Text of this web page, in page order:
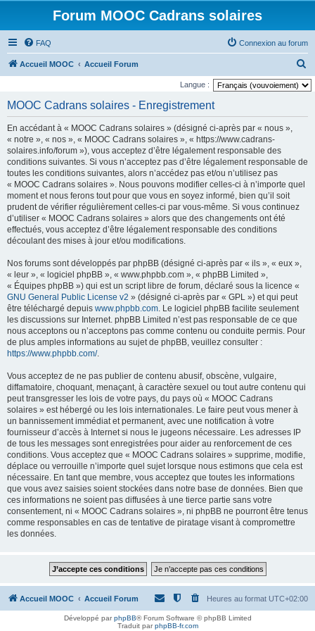
Forum MOOC Cadrans solaires
FAQ Connexion au forum
Accueil MOOC Accueil Forum
e
Langue :
MOOC Cadrans solaires - Enregistrement
En accédant à « MOOC Cadrans solaires » (désigné ci-après par « nous »,
« notre », « nos », « MOOC Cadrans solaires », « https://www.cadrans-
solaires.info/forum »), vous acceptez d’être légalement responsable des
conditions suivantes. Si vous n’acceptez pas d’être légalement responsable de
toutes les conditions suivantes, alors n’accédez pas et/ou n’utilisez pas
« MOOC Cadrans solaires ». Nous pouvons modifier celles-ci à n’importe quel
moment et nous ferons tout pour que vous en soyez informé, bien qu’il soit
prudent de vérifier régulièrement celles-ci par vous-même. Si vous continuez
d’utiliser « MOOC Cadrans solaires » alors que des changements ont été
effectués, vous acceptez d’être légalement responsable des conditions
découlant des mises à jour et/ou modifications.
Nos forums sont développés par phpBB (désigné ci-après par « ils », « eux »,
« leur », « logiciel phpBB », « www.phpbb.com », « phpBB Limited »,
« Équipes phpBB ») qui est un script libre de forum, déclaré sous la licence «
GNU General Public License v2 » (désigné ci-après par « GPL ») et qui peut
être téléchargé depuis www.phpbb.com. Le logiciel phpBB facilite seulement
les discussions sur Internet. phpBB Limited n’est pas responsable de ce que
nous acceptons ou n’acceptons pas comme contenu ou conduite permis. Pour
de plus amples informations au sujet de phpBB, veuillez consulter :
https://www.phpbb.com/.
Vous acceptez de ne pas publier de contenu abusif, obscène, vulgaire,
diffamatoire, choquant, menaçant, à caractère sexuel ou tout autre contenu qui
peut transgresser les lois de votre pays, du pays où « MOOC Cadrans
solaires » est hébergé ou les lois internationales. Le faire peut vous mener à
un bannissement immédiat et permanent, avec une notification à votre
fournisseur d’accès à Internet si nous le jugeons nécessaire. Les adresses IP
de tous les messages sont enregistrées pour aider au renforcement de ces
conditions. Vous acceptez que « MOOC Cadrans solaires » supprime, modifie,
déplace ou verrouille n’importe quel sujet lorsque nous estimons que cela est
nécessaire. En tant que membre, vous acceptez que toutes les informations
que vous avez saisies soient stockées dans notre base de données. Bien que
ces informations ne soient pas diffusées à une tierce partie sans votre
consentement, ni « MOOC Cadrans solaires », ni phpBB ne pourront être tenus
comme responsables en cas de tentative de piratage visant à compromettre
les données.
Accueil MOOC Accueil Forum Heures au format UTC+02:00
Développé parphpBB® Forum Software © phpBB Limited
Traduit parphpBB-fr.com